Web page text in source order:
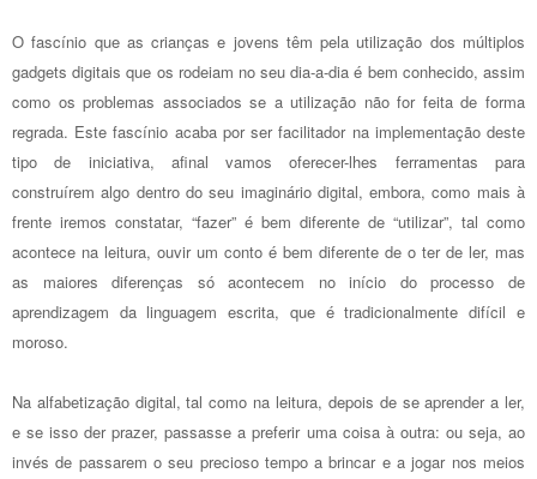
O fascínio que as crianças e jovens têm pela utilização dos múltiplos
gadgets digitais que os rodeiam no seu dia-a-dia é bem conhecido, assim
como os problemas associados se a utilização não for feita de forma
regrada. Este fascínio acaba por ser facilitador na implementação deste
tipo de iniciativa, afinal vamos oferecer-lhes ferramentas para
construírem algo dentro do seu imaginário digital, embora, como mais à
frente iremos constatar, “fazer” é bem diferente de “utilizar”, tal como
acontece na leitura, ouvir um conto é bem diferente de o ter de ler, mas
as maiores diferenças só acontecem no início do processo de
aprendizagem da linguagem escrita, que é tradicionalmente difícil e
moroso.
Na alfabetização digital, tal como na leitura, depois de se aprender a ler,
e se isso der prazer, passasse a preferir uma coisa à outra: ou seja, ao
invés de passarem o seu precioso tempo a brincar e a jogar nos meios